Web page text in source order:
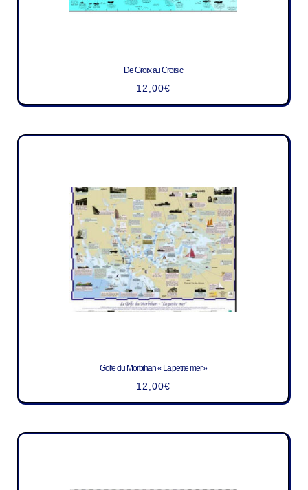
De Groix au Croisic
12,00€
Golfe du Morbihan « La petite mer »
12,00€